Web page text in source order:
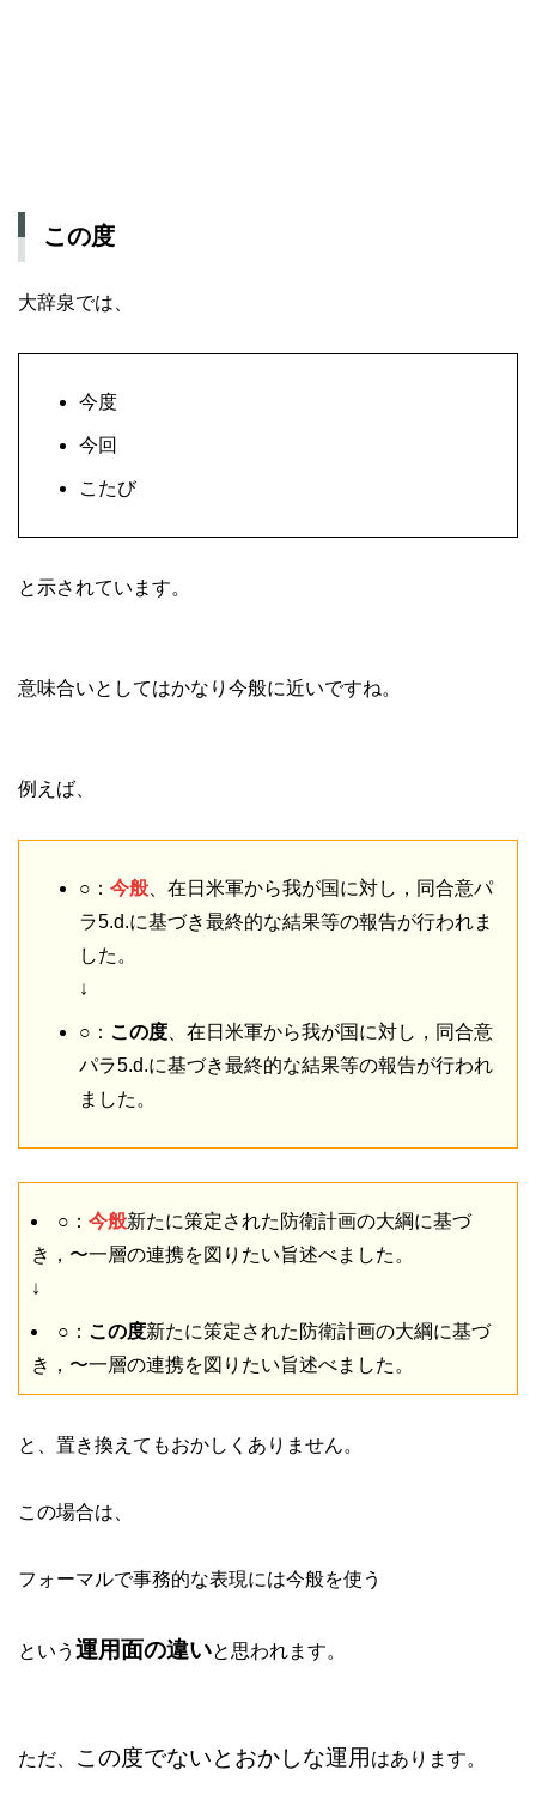
この度
大辞泉では、
今度
今回
こたび
と示されています。
意味合いとしてはかなり今般に近いですね。
例えば、
○： 今般 、在日米軍から我が国に対し，同合意パ
ラ5.d.に基づき最終的な結果等の報告が行われま
した。
↓
○： この度 、在日米軍から我が国に対し，同合意
パラ5.d.に基づき最終的な結果等の報告が行われ
ました。
○： 今般新たに策定された防衛計画の大綱に基づ
き，〜一層の連携を図りたい旨述べました。
↓
○： この度新たに策定された防衛計画の大綱に基づ
き，〜一層の連携を図りたい旨述べました。
と、置き換えてもおかしくありません。
この場合は、
フォーマルで事務的な表現には今般を使う
という 運用面の違いと思われます。
ただ、 この度でないとおかしな運用 はあります。